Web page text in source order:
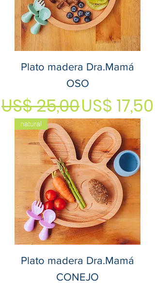
Plato madera Dra.Mamá
OSO
Precio
US$ 25,00Precio
US$ 17,50
natural
Plato madera Dra.Mamá
CONEJO